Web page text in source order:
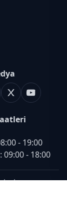
X
Youtube
- 19:00
09:00 - 18:00
-